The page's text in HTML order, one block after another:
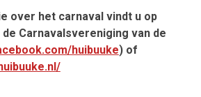
over het carnaval vindt u op
Carnavalsvereniging van de
huibuuke) of